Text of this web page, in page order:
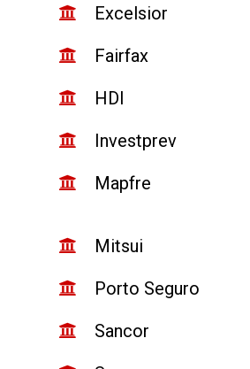
Excelsior
Fairfax
HDI
Investprev
Mapfre
Mitsui
Porto Seguro
Sancor